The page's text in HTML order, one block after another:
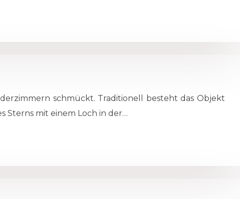
schmückt. Traditionell besteht das Objekt
Sterns mit einem Loch in der…